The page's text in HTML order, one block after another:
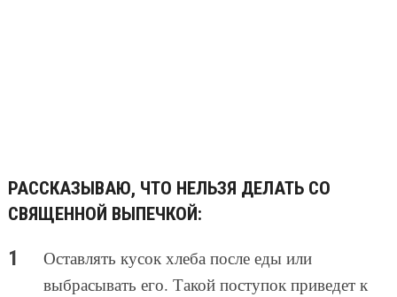
РАССКАЗЫВАЮ, ЧТО НЕЛЬЗЯ ДЕЛАТЬ СО
СВЯЩЕННОЙ ВЫПЕЧКОЙ:
Оставлять кусок хлеба после еды или
выбрасывать его. Такой поступок приведет к